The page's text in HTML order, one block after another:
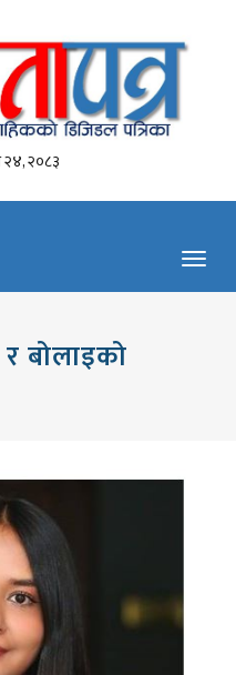
२०८३
बोलाइको